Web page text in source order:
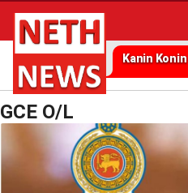
Kanin Konin
GCE O/L